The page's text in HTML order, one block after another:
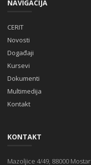
NAVIGACIJA
CERIT
Novosti
Događaji
Kursevi
Dokumenti
Multimedija
Kontakt
KONTAKT
Mazoljice 4/49, 88000 Mostar